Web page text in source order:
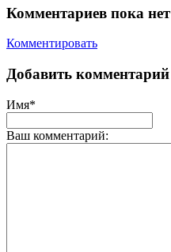
Комментариев пока нет
Комментировать
Добавить комментарий
Имя*
Ваш комментарий: